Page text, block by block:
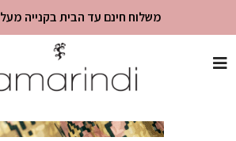
שִׂים
משלוח חינם עד הבית בקנייה מעל 500 ש״ח